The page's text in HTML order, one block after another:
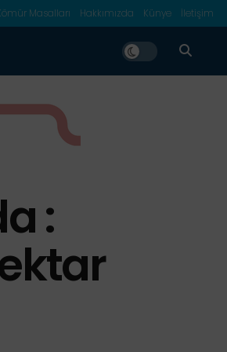
Masalları Hakkımızda Künye İletişim
: